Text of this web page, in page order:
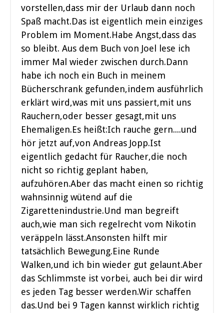
vorstellen,dass mir der Urlaub dann noch
Spaß macht.Das ist eigentlich mein einziges
Problem im Moment.Habe Angst,dass das
so bleibt. Aus dem Buch von Joel lese ich
immer Mal wieder zwischen durch.Dann
habe ich noch ein Buch in meinem
Bücherschrank gefunden,indem ausführlich
erklärt wird,was mit uns passiert,mit uns
Rauchern,oder besser gesagt,mit uns
Ehemaligen.Es heißt:Ich rauche gern....und
hör jetzt auf,von Andreas Jopp.Ist
eigentlich gedacht für Raucher,die noch
nicht so richtig geplant haben,
aufzuhören.Aber das macht einen so richtig
wahnsinnig wütend auf die
Zigarettenindustrie.Und man begreift
auch,wie man sich regelrecht vom Nikotin
veräppeln lässt.Ansonsten hilft mir
tatsächlich Bewegung.Eine Runde
Walken,und ich bin wieder gut gelaunt.Aber
das Schlimmste ist vorbei, auch bei dir wird
es jeden Tag besser werden.Wir schaffen
das.Und bei 9 Tagen kannst wirklich richtig